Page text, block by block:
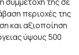
περιοχές της
και αξιοποίηση
ύψους 500